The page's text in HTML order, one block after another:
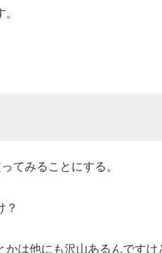
てみることにする。
？
かは他にも沢山あるんですけ